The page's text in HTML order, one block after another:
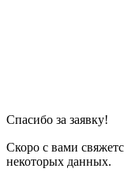
Спасибо за заявку!
Скоро с вами
некоторых данных.